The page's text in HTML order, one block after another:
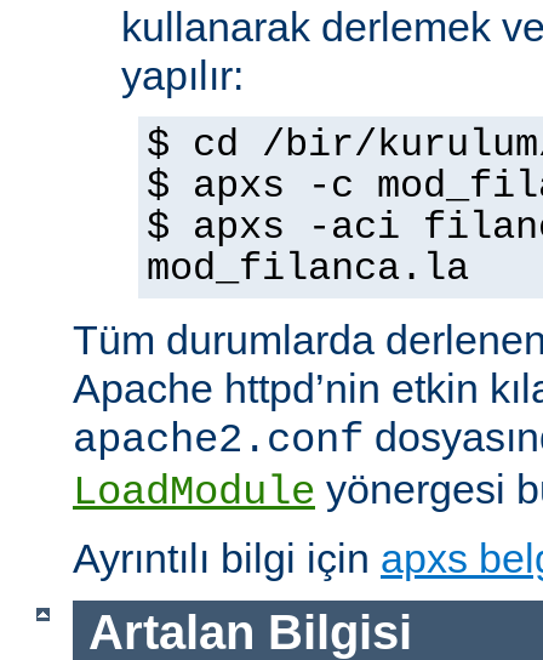
kullanarak derlemek
yapılır:
$ cd /bir/
$ apxs -c
$ apxs -aci
mod_filanca.la
Tüm durumlarda
Apache httpd’nin etkin
apache2.conf
LoadModule yönergesi
Ayrıntılı bilgi için apxs
Artalan Bilgisi